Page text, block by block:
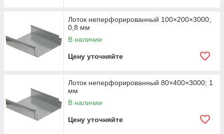
Лоток неперфорированный 100×200×3000;
0,8 мм
В наличии
Цену уточняйте
Лоток неперфорированный 80×400×3000; 1
мм
В наличии
Цену уточняйте